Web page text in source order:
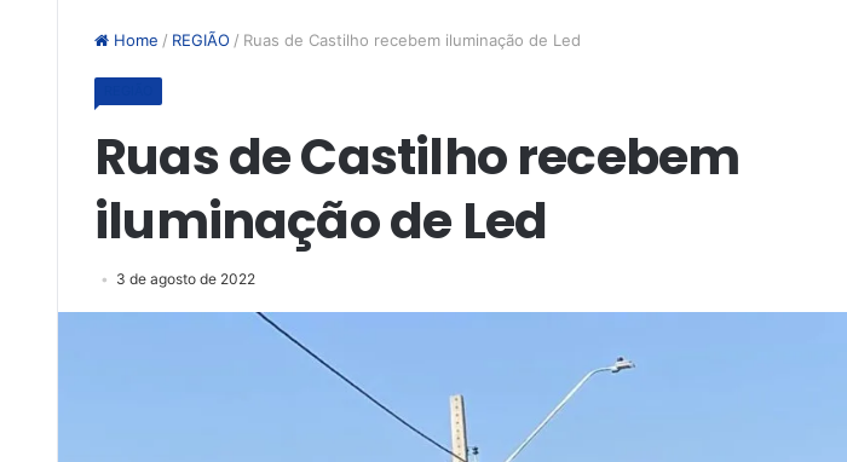
Home / REGIÃO / Ruas de Castilho recebem iluminação de Led
Ruas de Castilho recebem
iluminação de Led
3 de agosto de 2022